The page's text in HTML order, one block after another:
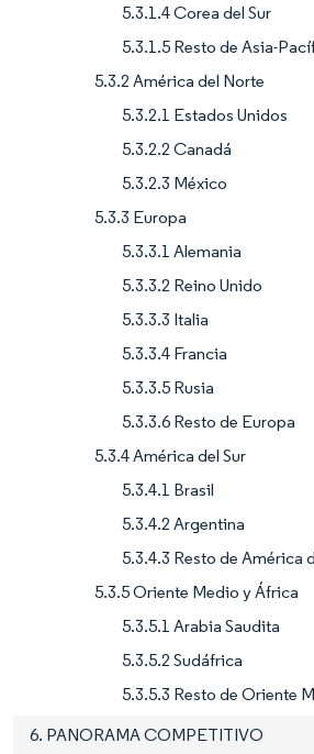
5.3.1.4 Corea del Sur
5.3.1.5 Resto de Asia-
5.3.2 América del Norte
5.3.2.1 Estados Unidos
5.3.2.2 Canadá
5.3.2.3 México
5.3.3 Europa
5.3.3.1 Alemania
5.3.3.2 Reino Unido
5.3.3.3 Italia
5.3.3.4 Francia
5.3.3.5 Rusia
5.3.3.6 Resto de Europa
5.3.4 América del Sur
5.3.4.1 Brasil
5.3.4.2 Argentina
5.3.4.3 Resto de América
5.3.5 Oriente Medio y África
5.3.5.1 Arabia Saudita
5.3.5.2 Sudáfrica
5.3.5.3 Resto de Oriente
6. PANORAMA COMPETITIVO